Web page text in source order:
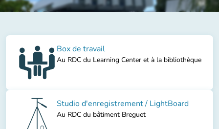
Box de travail
Au RDC du Learning Center et à la bibliothèque
Studio d'enregistrement / LightBoard
Au RDC du bâtiment Breguet